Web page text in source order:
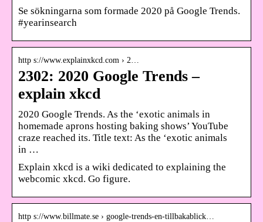
Se sökningarna som formade 2020 på Google Trends.
#yearinsearch
http s://www.explainxkcd.com › 2…
2302: 2020 Google Trends –
explain xkcd
2020 Google Trends. As the ‘exotic animals in
homemade aprons hosting baking shows’ YouTube
craze reached its. Title text: As the ‘exotic animals
in …
Explain xkcd is a wiki dedicated to explaining the
webcomic xkcd. Go figure.
http s://www.billmate.se › google-trends-en-tillbakablick…